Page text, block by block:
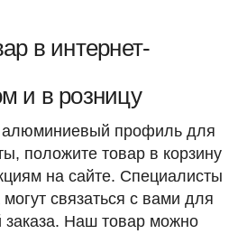
в интернет-
и в розницу
алюминиевый профиль для
положите товар в корзину
на сайте. Специалисты
связаться с вами для
заказа. Наш товар можно